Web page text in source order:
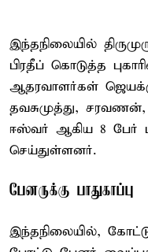
இந்தநிலையில்
பிரதீப் கொடுத்த
ஆதரவாளர்கள்
தவசுமுத்து,
ஈஸ்வர் ஆகிய 8 பேர்
செய்துள்ளனர்.
பேனருக்கு பாதுகாப்பு
இந்தநிலையில்,